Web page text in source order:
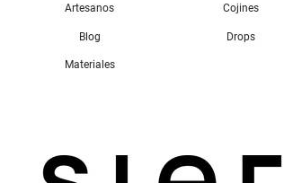
Artesanos
Blog
Materiales
Cojines
Drops